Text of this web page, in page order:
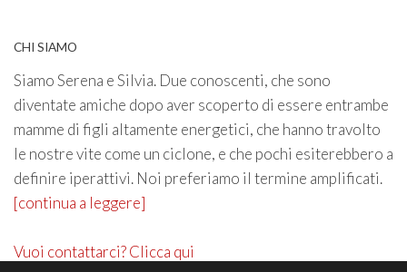
CHI SIAMO
Siamo Serena e Silvia. Due conoscenti, che sono
diventate amiche dopo aver scoperto di essere entrambe
mamme di figli altamente energetici, che hanno travolto
le nostre vite come un ciclone, e che pochi esiterebbero a
definire iperattivi. Noi preferiamo il termine amplificati.
[continua a leggere]
Vuoi contattarci? Clicca qui